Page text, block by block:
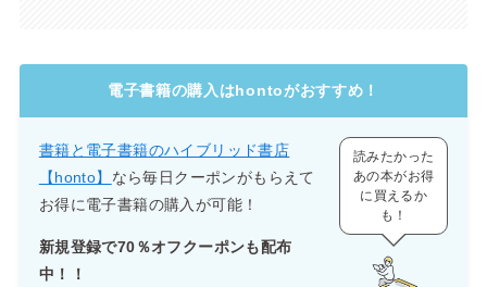
電子書籍の購入はhontoがおすすめ！
書籍と電子書籍のハイブリッド書店
【honto】 なら毎日クーポンがもらえて
お得に電子書籍の購入が可能！
新規登録で70％オフクーポンも配布
中！！
読みたかった
あの本がお得
に買えるか
も！